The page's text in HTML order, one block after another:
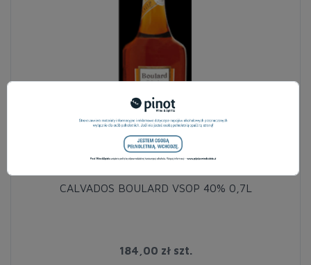
CALVADOS BOULARD VSOP 40% 0,7L
184,00 złszt.